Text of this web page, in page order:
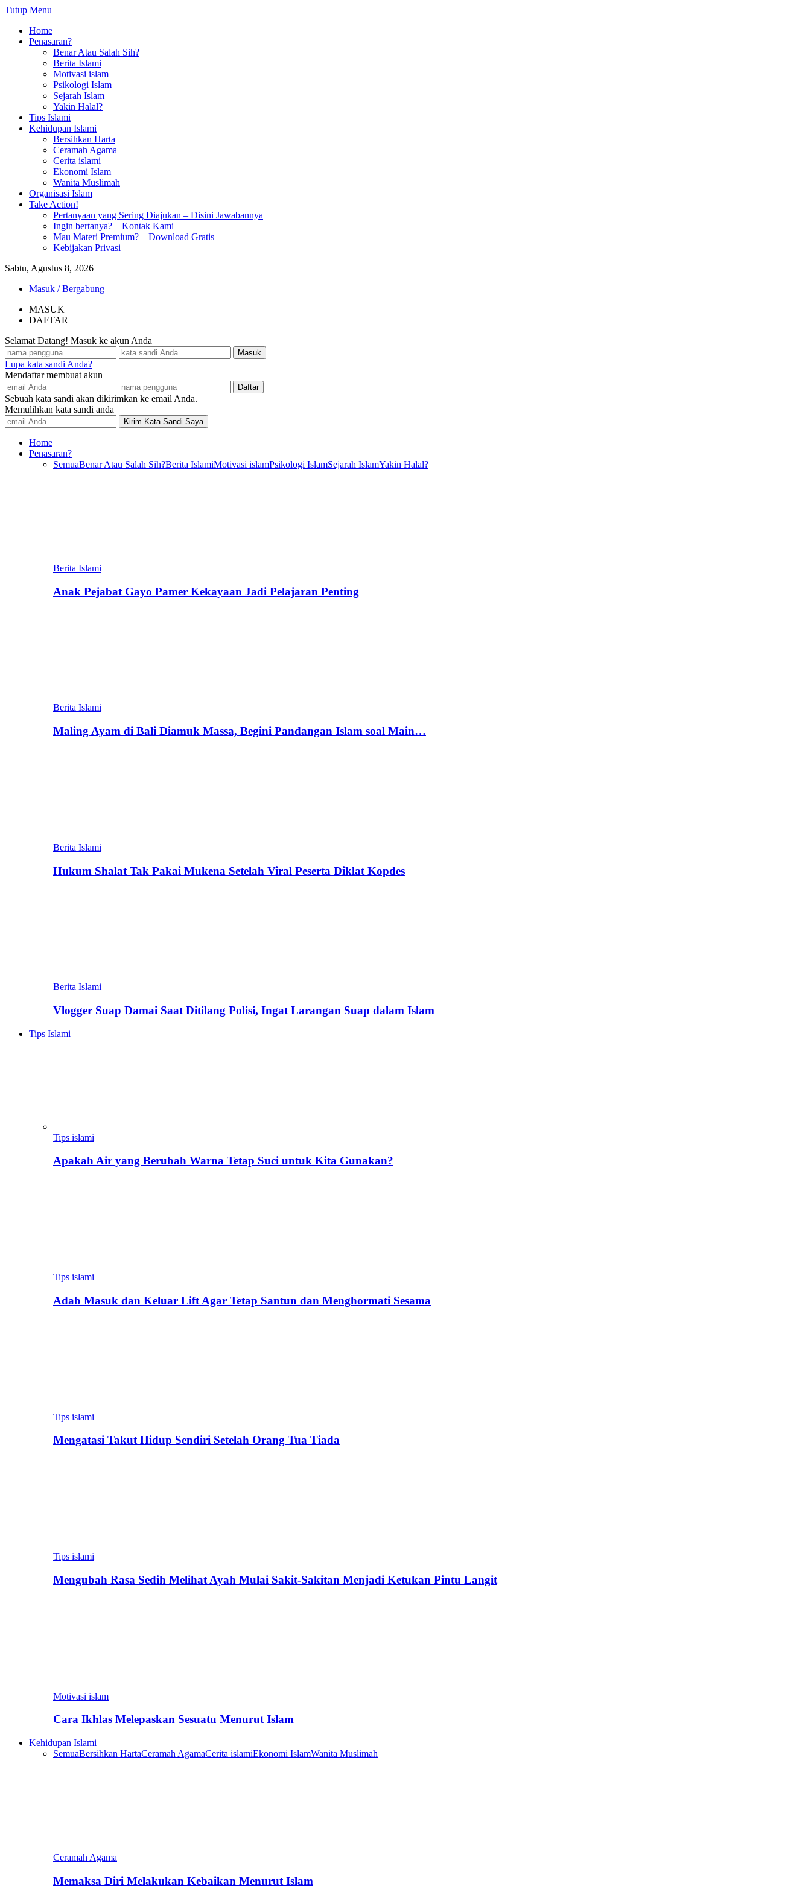
Tutup Menu
Home
Penasaran?
Benar Atau Salah Sih?
Berita Islami
Motivasi islam
Psikologi Islam
Sejarah Islam
Yakin Halal?
Tips Islami
Kehidupan Islami
Bersihkan Harta
Ceramah Agama
Cerita islami
Ekonomi Islam
Wanita Muslimah
Organisasi Islam
Take Action!
Pertanyaan yang Sering Diajukan – Disini Jawabannya
Ingin bertanya? – Kontak Kami
Mau Materi Premium? – Download Gratis
Kebijakan Privasi
Sabtu, Agustus 8, 2026
Masuk / Bergabung
MASUK
DAFTAR
Selamat Datang! Masuk ke akun Anda
Lupa kata sandi Anda?
Mendaftar membuat akun
Sebuah kata sandi akan dikirimkan ke email Anda.
Memulihkan kata sandi anda
Home
Penasaran?
SemuaBenar Atau Salah Sih?Berita IslamiMotivasi islamPsikologi IslamSejarah IslamYakin Halal?
Berita Islami
Anak Pejabat Gayo Pamer Kekayaan Jadi Pelajaran Penting
Berita Islami
Maling Ayam di Bali Diamuk Massa, Begini Pandangan Islam soal Main…
Berita Islami
Hukum Shalat Tak Pakai Mukena Setelah Viral Peserta Diklat Kopdes
Berita Islami
Vlogger Suap Damai Saat Ditilang Polisi, Ingat Larangan Suap dalam Islam
Tips Islami
Tips islami
Apakah Air yang Berubah Warna Tetap Suci untuk Kita Gunakan?
Tips islami
Adab Masuk dan Keluar Lift Agar Tetap Santun dan Menghormati Sesama
Tips islami
Mengatasi Takut Hidup Sendiri Setelah Orang Tua Tiada
Tips islami
Mengubah Rasa Sedih Melihat Ayah Mulai Sakit-Sakitan Menjadi Ketukan Pintu Langit
Motivasi islam
Cara Ikhlas Melepaskan Sesuatu Menurut Islam
Kehidupan Islami
SemuaBersihkan HartaCeramah AgamaCerita islamiEkonomi IslamWanita Muslimah
Ceramah Agama
Memaksa Diri Melakukan Kebaikan Menurut Islam